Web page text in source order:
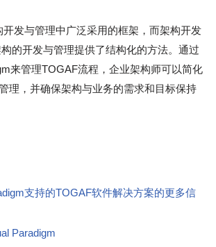
发与管理中广泛采用的框架，而架构开发
的开发与管理提供了结构化的方法。通过
来管理TOGAF流程，企业架构师可以简化
理，并确保架构与业务的需求和目标保持
支持的TOGAF软件解决方案的更多信
Paradigm